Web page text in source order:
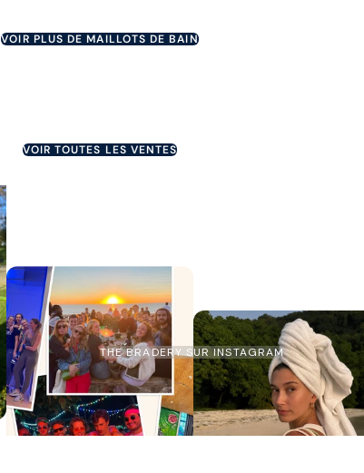
VOIR PLUS DE MAILLOTS DE BAIN
VOIR TOUTES LES VENTES
THE BRADERY SUR INSTAGRAM